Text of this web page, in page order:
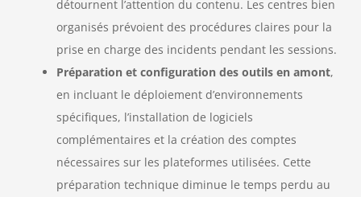
détournent l’attention du contenu. Les centres bien
organisés prévoient des procédures claires pour la
prise en charge des incidents pendant les sessions.
Préparation et configuration des outils en amont,
en incluant le déploiement d’environnements
spécifiques, l’installation de logiciels
complémentaires et la création des comptes
nécessaires sur les plateformes utilisées. Cette
préparation technique diminue le temps perdu au